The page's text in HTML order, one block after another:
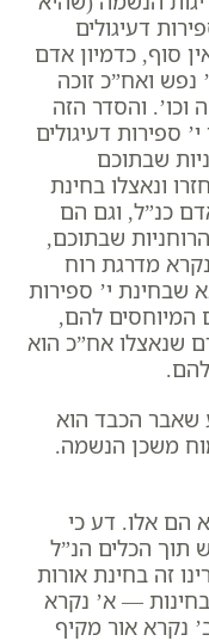
דעיגולים
סוף, כדמיון אדם
ואח”כ זוכה
וכו’. והסדר הזה
ספירות דעיגולים
שבתוכם
ונאצלו בחינת
כנ”ל, וגם הם
שבתוכם,
מדרגת רוח
י’ ספירות
המיוחסים להם,
שנאצלו אח”כ הוא
שאבר הכבד הוא
משכן הנשמה.
הם אלו. דע כי
תוך הכלים הנ”ל
זה בחינת אורות
— א’ נקרא
נקרא אור מקיף